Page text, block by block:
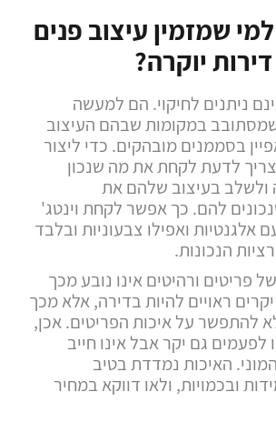
שמזמין עיצוב פנים
דירות יוקרה?
ניתנים לחיקוי. הם למעשה
במקומות שבהם העיצוב
בסממנים מובהקים. כדי ליצור
צריך לדעת לקחת את מה שנכון
ולשלב בעיצוב שלהם את
להם. כך אפשר לקחת וינטג'
אלגנטיות ואפילו צבעוניות ובלבד
הנכונות.
פריטים ורהיטים אינו נובע מכך
ראויים להיות בדירה, אלא מכך
להתפשר על איכות הפריטים. אכן,
לפעמים גם יקר אבל אינו חייב
האיכות נמדדת בטיב
ובכמויות, ולאו דווקא במחיר